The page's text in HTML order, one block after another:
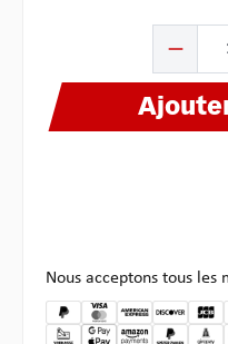
Nous acceptons tous les